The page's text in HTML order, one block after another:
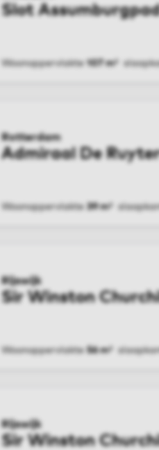
Slot
Woonoppervlakte 107 m²
Admiraal De
Rotterdam
Woonoppervlakte 39 m²
Sir Winston
Rijswijk
Woonoppervlakte 56 m²
Sir Winston
Rijswijk